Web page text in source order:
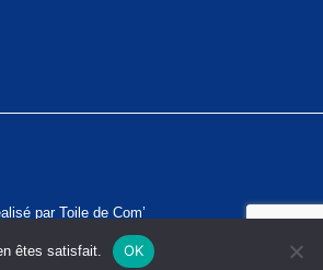
parToile de Com’
êtes satisfait. OK